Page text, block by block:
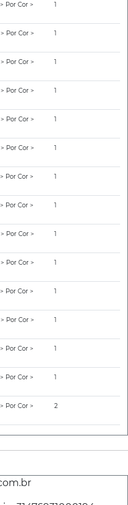
Por Cor >
1
Por Cor >
1
Por Cor >
1
Por Cor >
1
Por Cor >
1
Por Cor >
1
Por Cor >
1
Por Cor >
1
Por Cor >
1
Por Cor >
1
Por Cor >
1
Por Cor >
1
Por Cor >
1
Por Cor >
1
Por Cor >
2